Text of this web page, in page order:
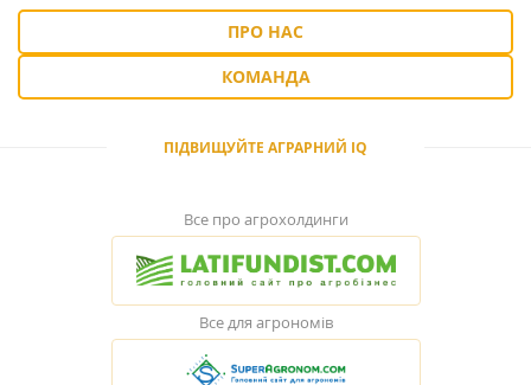
ПРО НАС
КОМАНДА
ПІДВИЩУЙТЕ АГРАРНИЙ IQ
Все про агрохолдинги
Все для агрономів